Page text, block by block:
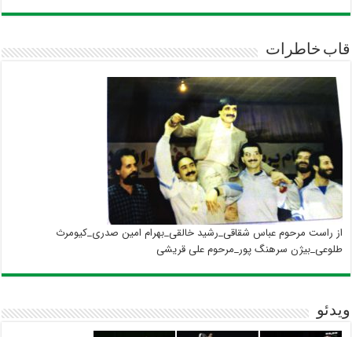
قاب خاطرات
از راست مرحوم عباس شقاقی_رشید خالقی_بهرام امین صدری_کیومرث
طلوعی_بیژن سرهنگ پور_مرحوم علی قریشی
ویدئو